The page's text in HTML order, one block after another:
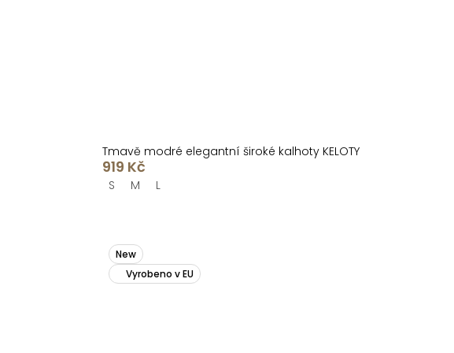
Tmavě modré elegantní široké kalhoty KELOTY
919 Kč
S M L
New
Vyrobeno v EU